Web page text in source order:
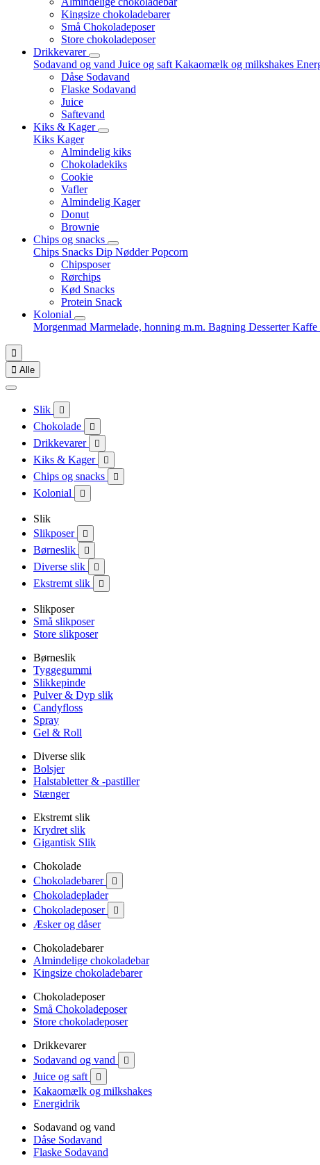
Kingsize chokoladebarer
Små Chokoladeposer
Store chokoladeposer
Drikkevarer
Sodavand og vand Juice og saft Kakaomælk og milkshakes
Dåse Sodavand
Flaske Sodavand
Juice
Saftevand
Kiks & Kager
Kiks Kager
Almindelig kiks
Chokoladekiks
Cookie
Vafler
Almindelig Kager
Donut
Brownie
Chips og snacks
Chips Snacks Dip NødderPopcorn
Chipsposer
Rørchips
Kød Snacks
Protein Snack
Kolonial
Morgenmad Marmelade, honning m.m. Bagning DesserterKaffe

 Alle
Slik 
Chokolade 
Drikkevarer 
Kiks & Kager 
Chips og snacks 
Kolonial 
Slik
Slikposer

Børneslik 
Diverse slik 
Ekstremt slik 
Slikposer
Små slikposer
Store slikposer
Børneslik
Tyggegummi
Slikkepinde
Pulver & Dyp slik
Candyfloss
Spray
Gel & Roll
Diverse slik
Bolsjer
Halstabletter & -pastiller
Stænger
Ekstremt slik
Krydret slik
Gigantisk Slik
Chokolade
Chokoladebarer

Chokoladeplader
Chokoladeposer

Æsker og dåser
Chokoladebarer
Almindelige chokoladebar
Kingsize chokoladebarer
Chokoladeposer
Små Chokoladeposer
Store chokoladeposer
Drikkevarer
Sodavand og vand

Juice og saft 
Kakaomælk og milkshakes
Energidrik
Sodavand og vand
Dåse Sodavand
Flaske Sodavand